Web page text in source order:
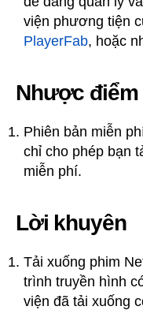
viện phương tiện
PlayerFab, hoặc
Nhược điểm
Phiên bản miễn
chỉ cho phép bạn
miễn phí.
Lời khuyên
Tải xuống phim
trình truyền hình
viện đã tải xuống